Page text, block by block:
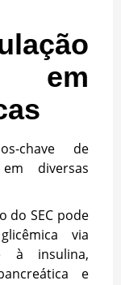
em
chave de
diversas
do SEC pode
via
à insulina,
e